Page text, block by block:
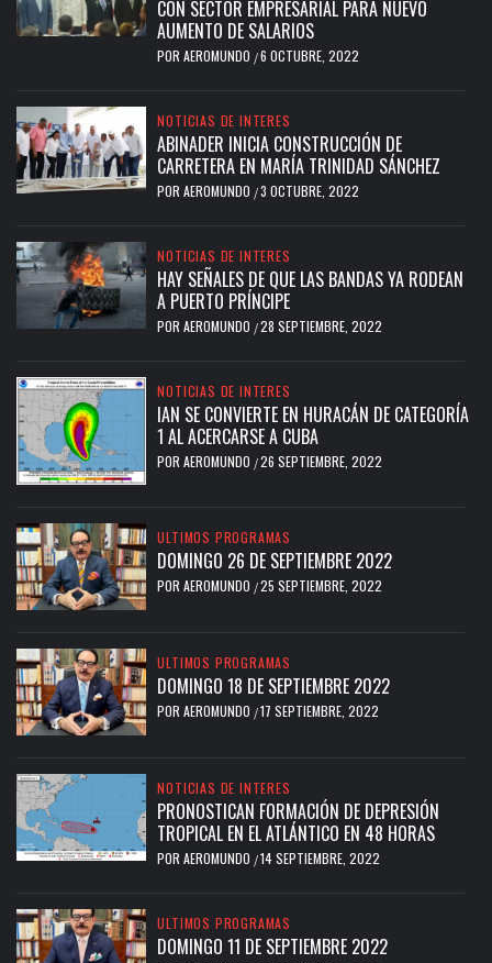
CON SECTOR EMPRESARIAL PARA NUEVO
AUMENTO DE SALARIOS
POR AEROMUNDO /6 OCTUBRE, 2022
NOTICIAS DE INTERES
ABINADER INICIA CONSTRUCCIÓN DE
CARRETERA EN MARÍA TRINIDAD SÁNCHEZ
POR AEROMUNDO /3 OCTUBRE, 2022
NOTICIAS DE INTERES
HAY SEÑALES DE QUE LAS BANDAS YA RODEAN
A PUERTO PRÍNCIPE
POR AEROMUNDO /28 SEPTIEMBRE, 2022
NOTICIAS DE INTERES
IAN SE CONVIERTE EN HURACÁN DE CATEGORÍA
1 AL ACERCARSE A CUBA
POR AEROMUNDO /26 SEPTIEMBRE, 2022
ULTIMOS PROGRAMAS
DOMINGO 26 DE SEPTIEMBRE 2022
POR AEROMUNDO /25 SEPTIEMBRE, 2022
ULTIMOS PROGRAMAS
DOMINGO 18 DE SEPTIEMBRE 2022
POR AEROMUNDO /17 SEPTIEMBRE, 2022
NOTICIAS DE INTERES
PRONOSTICAN FORMACIÓN DE DEPRESIÓN
TROPICAL EN EL ATLÁNTICO EN 48 HORAS
POR AEROMUNDO /14 SEPTIEMBRE, 2022
ULTIMOS PROGRAMAS
DOMINGO 11 DE SEPTIEMBRE 2022